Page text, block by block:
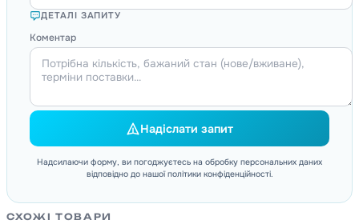
ДЕТАЛІ ЗАПИТУ
Коментар
Надіслати запит
Надсилаючи форму, ви погоджуєтесь на обробку персональних даних
відповідно до нашої політики конфіденційності.
СХОЖІ ТОВАРИ